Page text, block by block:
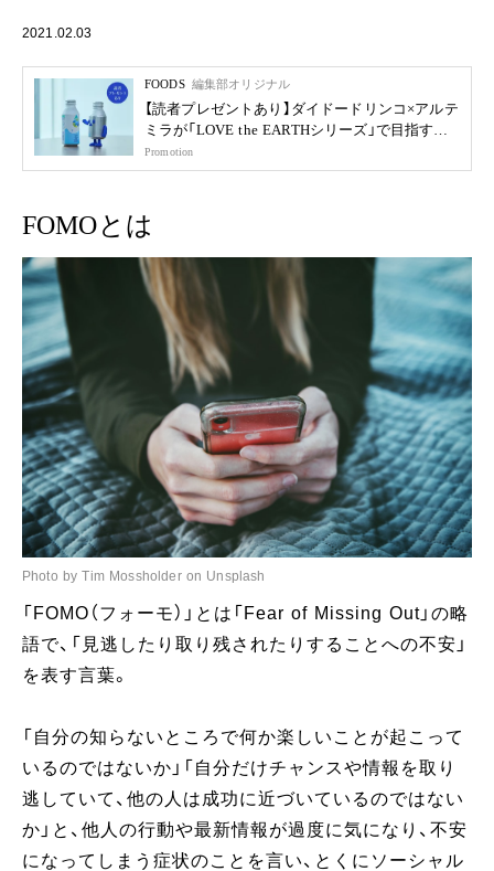
2021.02.03
FOODS 編集部オリジナル
【読者プレゼントあり】ダイドードリンコ×アルテ
ミラが「LOVE the EARTHシリーズ」で目指す未
来
Promotion
FOMOとは
Photo by Tim Mossholder on Unsplash
「FOMO（フォーモ）」とは「Fear of Missing Out」の略
語で、「見逃したり取り残されたりすることへの不安」
を表す言葉。
「自分の知らないところで何か楽しいことが起こって
いるのではないか」「自分だけチャンスや情報を取り
逃していて、他の人は成功に近づいているのではない
か」と、他人の行動や最新情報が過度に気になり、不安
になってしまう症状のことを言い、とくにソーシャル